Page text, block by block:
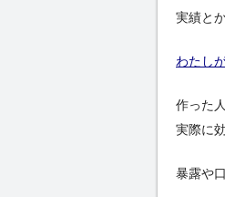
実績と
わたし
作った
実際に
暴露や